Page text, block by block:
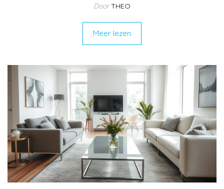
Door THEO
Meer lezen